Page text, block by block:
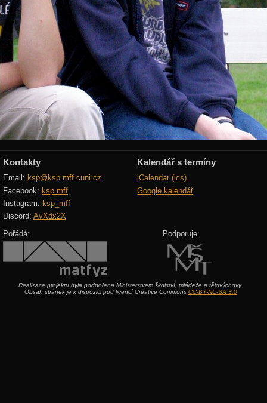
Kontakty
Email: ksp@ksp.mff.cuni.cz
Facebook: ksp.mff
Instagram: ksp_mff
Discord: AvXdx2X
Kalendář s termíny
iCalendar (ics)
Google kalendář
Pořádá: Podporuje:
Realizace projektu byla podpořena Ministerstvem školství, mládeže a tělovýchovy.
Obsah stránek je k dispozici pod licencí Creative Commons CC-BY-NC-SA 3.0